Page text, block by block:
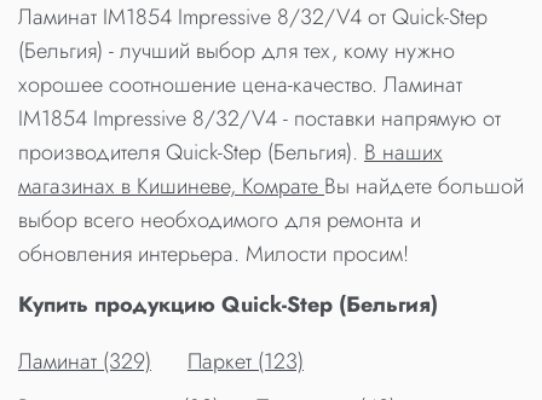
Ламинат IM1854 Impressive 8/32/V4 от Quick-Step
(Бельгия) - лучший выбор для тех, кому нужно
хорошее соотношение цена-качество. Ламинат
IM1854 Impressive 8/32/V4 - поставки напрямую от
производителя Quick-Step (Бельгия). В наших
магазинах в Кишиневе, КомратеВы найдете большой
выбор всего необходимого для ремонта и
обновления интерьера. Милости просим!
Купить продукцию Quick-Step (Бельгия)
Ламинат (329)
Паркет (123)